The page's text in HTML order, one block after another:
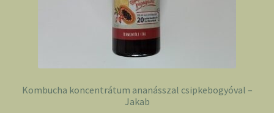
Kombucha koncentrátum ananásszal csipkebogyóval –
Jakab